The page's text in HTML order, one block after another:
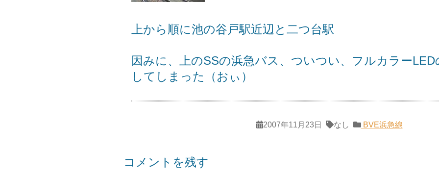
上から順に池の谷戸駅近辺と二つ台駅
因みに、上のSSの浜急バス、ついつい、フルカラーLED
してしまった（おぃ）
2007年11月23日 なし BVE浜急線
コメントを残す